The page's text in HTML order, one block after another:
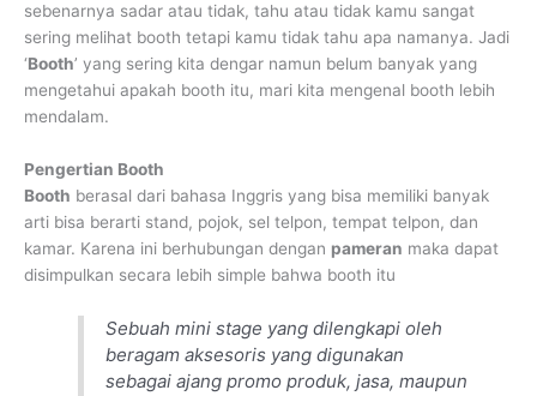
sebenarnya sadar atau tidak, tahu atau tidak kamu sangat
sering melihat booth tetapi kamu tidak tahu apa namanya. Jadi
‘Booth’ yang sering kita dengar namun belum banyak yang
mengetahui apakah booth itu, mari kita mengenal booth lebih
mendalam.
Pengertian Booth
Booth berasal dari bahasa Inggris yang bisa memiliki banyak
arti bisa berarti stand, pojok, sel telpon, tempat telpon, dan
kamar. Karena ini berhubungan dengan pameran maka dapat
disimpulkan secara lebih simple bahwa booth itu
Sebuah mini stage yang dilengkapi oleh
beragam aksesoris yang digunakan
sebagai ajang promo produk, jasa, maupun